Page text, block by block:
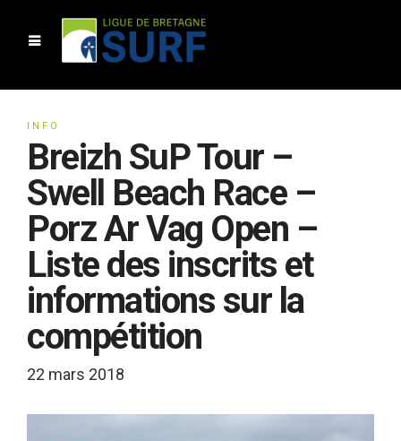
INFO
Breizh SuP Tour –
Swell Beach Race –
Porz Ar Vag Open –
Liste des inscrits et
informations sur la
compétition
22 mars 2018